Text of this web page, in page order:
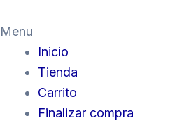
Menu
Inicio
Tienda
Carrito
Finalizar compra